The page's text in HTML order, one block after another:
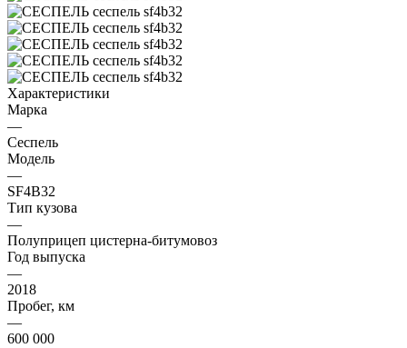
Характеристики
Марка
—
Сеспель
Модель
—
SF4B32
Тип кузова
—
Полуприцеп цистерна-битумовоз
Год выпуска
—
2018
Пробег, км
—
600 000